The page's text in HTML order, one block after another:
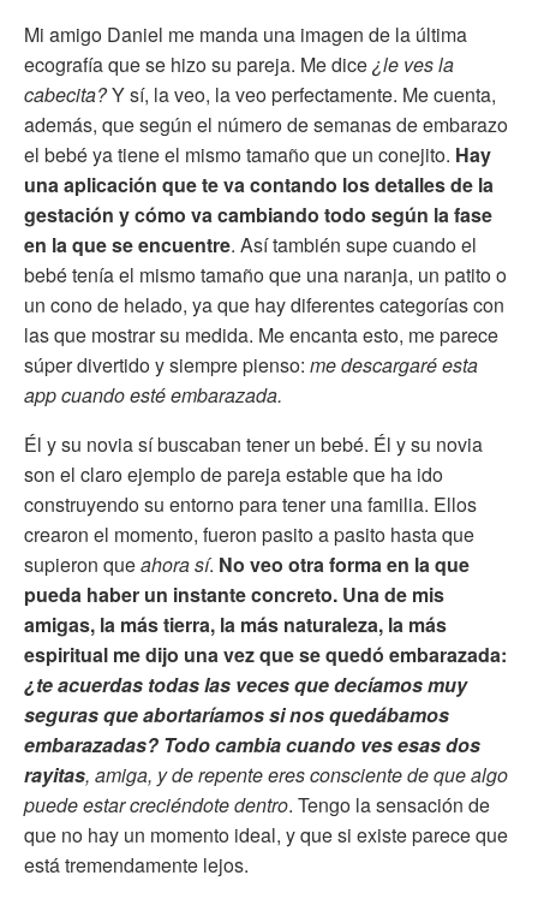
Mi amigo Daniel me manda una imagen de la última
ecografía que se hizo su pareja. Me dice¿le ves la
cabecita?Y sí, la veo, la veo perfectamente. Me cuenta,
además, que según el número de semanas de embarazo
el bebé ya tiene el mismo tamaño que un conejito. Hay
una aplicación que te va contando los detalles de la
gestación y cómo va cambiando todo según la fase
en la que se encuentre. Así también supe cuando el
bebé tenía el mismo tamaño que una naranja, un patito o
un cono de helado, ya que hay diferentes categorías con
las que mostrar su medida. Me encanta esto, me parece
súper divertido y siempre pienso: me descargaré esta
app cuando esté embarazada.
Él y su novia sí buscaban tener un bebé. Él y su novia
son el claro ejemplo de pareja estable que ha ido
construyendo su entorno para tener una familia. Ellos
crearon el momento, fueron pasito a pasito hasta que
supieron queahora sí. No veo otra forma en la que
pueda haber un instante concreto. Una de mis
amigas, la más tierra, la más naturaleza, la más
espiritual me dijo una vez que se quedó embarazada:
¿te acuerdas todas las veces que decíamos muy
seguras que abortaríamos si nos quedábamos
embarazadas? Todo cambia cuando ves esas dos
rayitas, amiga, y de repente eres consciente de que algo
puede estar creciéndote dentro. Tengo la sensación de
que no hay un momento ideal, y que si existe parece que
está tremendamente lejos.